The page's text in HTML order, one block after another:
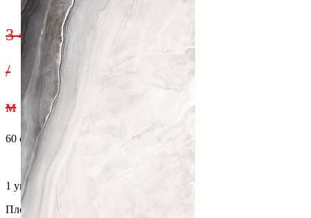
3 456 ₽
/
м
60 cм x 120 cм
1 упаковка = 1.44 м2 = 2 шт.
Площадь поверхности, м2